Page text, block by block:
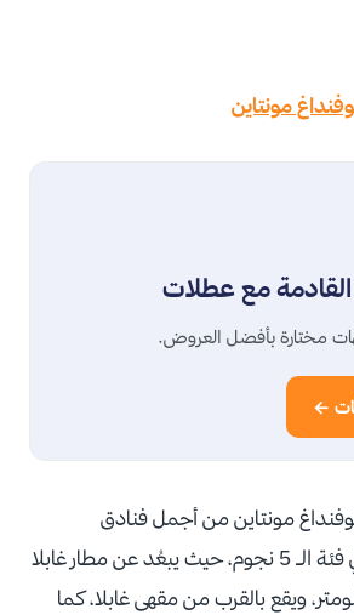
مونتاين
مع عطلات
مختارة بأفضل العروض.
←
مونتاين من أجمل فنادق
أذربيجان المُصنف في فئة الـ 5 نجوم، حيث يبعُد عن مطار غابلا
بحوالي 28 كيلومتر، ويقع بالقرب من مقهى غابلا، كما